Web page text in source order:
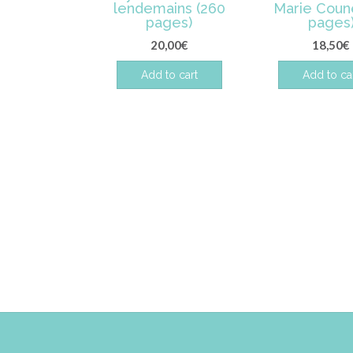
lendemains (260
pages)
20,00€
Add to cart
Marie
18,50€
Add to